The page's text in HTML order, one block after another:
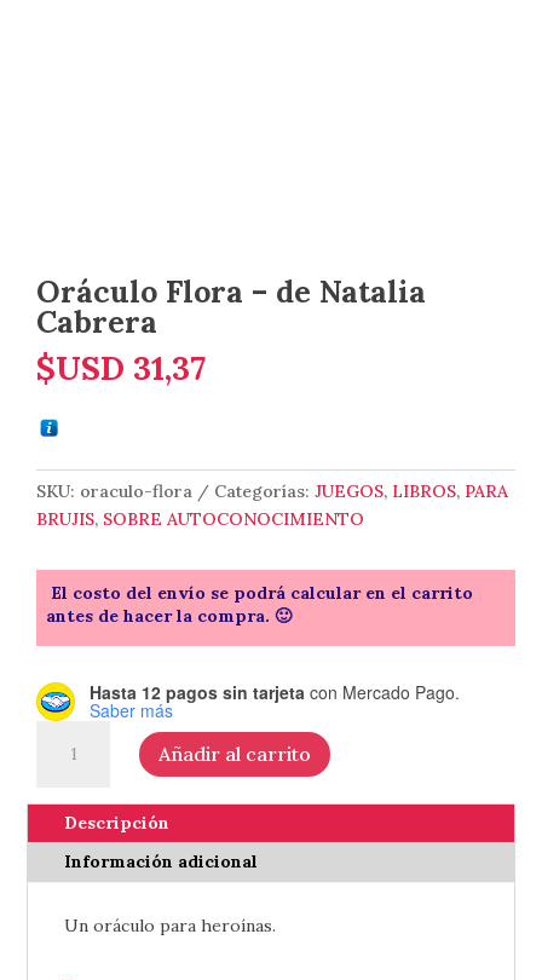
Oráculo Flora – de Natalia
Cabrera
$USD 31,37
SKU: oraculo-flora Categorías:JUEGOS, LIBROS, PARA
BRUJIS, SOBRE AUTOCONOCIMIENTO
El costo del envío se podrá calcular en el carrito
antes de hacer la compra. 🙂
Hasta 12 pagos sin tarjeta con Mercado Pago.
Saber más
Flora
Natalia
Cabrera
Añadir al carrito
Descripción
Información adicional
Un oráculo para heroínas.